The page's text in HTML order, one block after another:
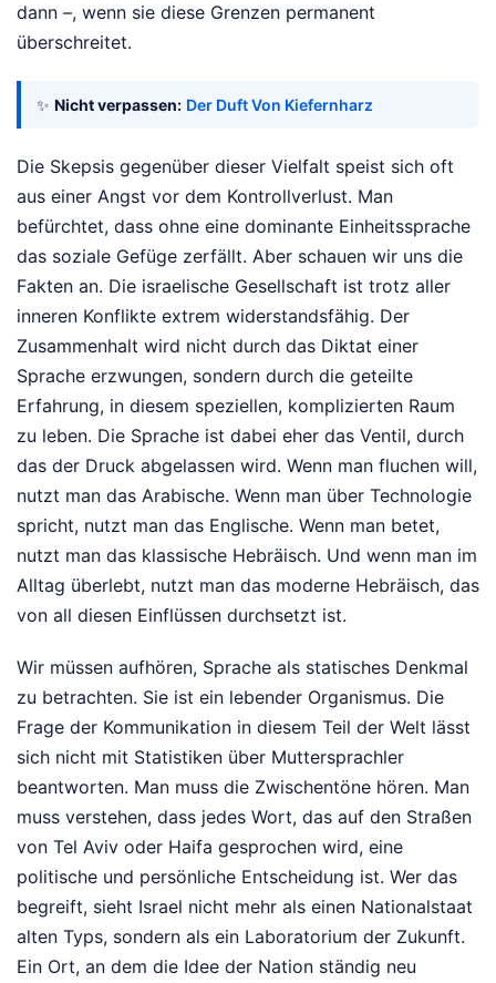
dann –, wenn sie diese Grenzen permanent
überschreitet.
✨ Nicht verpassen: Der Duft Von Kiefernharz
Die Skepsis gegenüber dieser Vielfalt speist sich oft
aus einer Angst vor dem Kontrollverlust. Man
befürchtet, dass ohne eine dominante Einheitssprache
das soziale Gefüge zerfällt. Aber schauen wir uns die
Fakten an. Die israelische Gesellschaft ist trotz aller
inneren Konflikte extrem widerstandsfähig. Der
Zusammenhalt wird nicht durch das Diktat einer
Sprache erzwungen, sondern durch die geteilte
Erfahrung, in diesem speziellen, komplizierten Raum
zu leben. Die Sprache ist dabei eher das Ventil, durch
das der Druck abgelassen wird. Wenn man fluchen will,
nutzt man das Arabische. Wenn man über Technologie
spricht, nutzt man das Englische. Wenn man betet,
nutzt man das klassische Hebräisch. Und wenn man im
Alltag überlebt, nutzt man das moderne Hebräisch, das
von all diesen Einflüssen durchsetzt ist.
Wir müssen aufhören, Sprache als statisches Denkmal
zu betrachten. Sie ist ein lebender Organismus. Die
Frage der Kommunikation in diesem Teil der Welt lässt
sich nicht mit Statistiken über Muttersprachler
beantworten. Man muss die Zwischentöne hören. Man
muss verstehen, dass jedes Wort, das auf den Straßen
von Tel Aviv oder Haifa gesprochen wird, eine
politische und persönliche Entscheidung ist. Wer das
begreift, sieht Israel nicht mehr als einen Nationalstaat
alten Typs, sondern als ein Laboratorium der Zukunft.
Ein Ort, an dem die Idee der Nation ständig neu